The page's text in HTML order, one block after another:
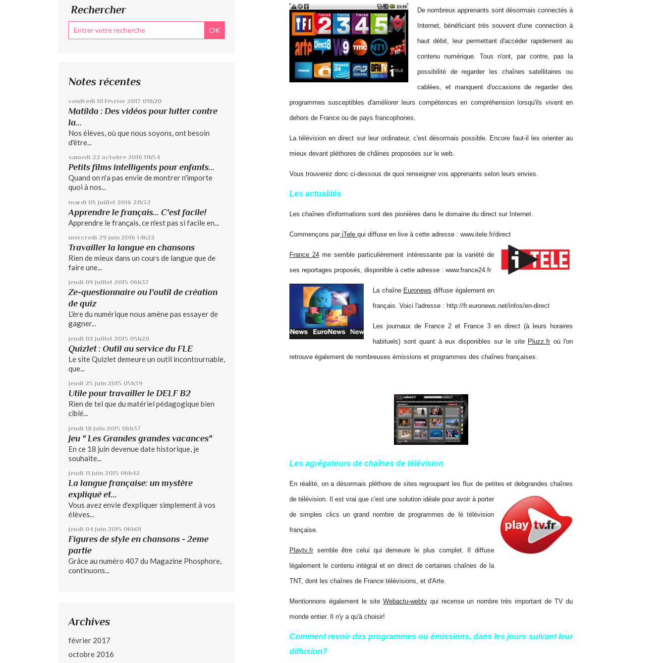
Rechercher
Notes récentes
vendredi 10 février 2017 09h20
Matilda : Des vidéos pour lutter contre
la...
Nos élèves, où que nous soyons, ont besoin
d'être...
samedi 22 octobre 2016 11h54
Petits films intelligents pour enfants...
Quand on n'a pas envie de montrer n'importe
quoi à nos...
mardi 05 juillet 2016 21h32
Apprendre le français... C'est facile!
Apprendre le français, ce n'est pas si facile en...
mercredi 29 juin 2016 14h22
Travailler la langue en chansons
Rien de mieux dans un cours de langue que de
faire une...
jeudi 09 juillet 2015 06h37
Ze-questionnaire ou l'outil de création
de quiz
L'ère du numérique nous amène pas essayer de
gagner...
jeudi 02 juillet 2015 05h20
Quizlet : Outil au service du FLE
Le site Quizlet demeure un outil incontournable,
que...
jeudi 25 juin 2015 05h39
Utile pour travailler le DELF B2
Rien de tel que du matériel pédagogique bien
ciblé...
jeudi 18 juin 2015 06h37
Jeu " Les Grandes grandes vacances"
En ce 18 juin devenue date historique, je
souhaite...
jeudi 11 juin 2015 06h42
La langue française: un mystère
expliqué et...
Vous avez envie d'expliquer simplement à vos
élèves...
jeudi 04 juin 2015 06h01
Figures de style en chansons - 2eme
partie
Grâce au numéro 407 du Magazine Phosphore,
continuons...
Archives
février 2017
octobre 2016
De nombreux apprenants sont désormais connectés à
Internet, bénéficiant très souvent d'une connection à
haut débit, leur permettant d'accéder rapidement au
contenu numérique. Tous n'ont, par contre, pas la
possibilité de regarder les chaînes satellitaires ou
cablées, et manquent d'occasions de regarder des
programmes susceptibles d'améliorer leurs compétences en compréhension lorsqu'ils vivent en
dehors de France ou de pays francophones.
La télévision en direct sur leur ordinateur, c'est désormais possible. Encore faut-il les orienter au
mieux devant pléthores de châines proposées sur le web.
Vous trouverez donc ci-dessous de quoi renseigner vos apprenants selon leurs envies.
Les actualités
Les chaînes d'informations sont des pionières dans le domaine du direct sur Internet.
Commençons par iTele qui diffuse en live à cette adresse : www.itele.fr/direct
France 24 me semble particulièrement intéressante par la variété de
ses reportages proposés, disponible à cette adresse : www.france24.fr
La chaîne Euronews diffuse également en
français. Voici l'adresse : http://fr.euronews.net/infos/en-direct
Les journaux de France 2 et France 3 en direct (à leurs horaires
habituels) sont quant à eux disponibles sur le site Pluzz.fr où l'on
retrouve également de nombreuses émissions et programmes des chaînes françaises.
Les agrégateurs de chaînes de télévision
En réalité, on a désormais pléthore de sites regroupant les flux de petites et debgrandes chaînes
de télévision. Il est vrai que c'est une solution idéale pour avoir à porter
de simples clics un grand nombre de programmes de lé télévision
française.
Playtv.fr semble être celui qui demeure le plus complet. Il diffuse
légalement le contenu intégral et en direct de certaines chaînes de la
TNT, dont les chaînes de France télévisions, et d'Arte.
Mentionnons également le site Webactu-webtvqui recense un nombre très important de TV du
monde entier. Il n'y a qu'à choisir!
Comment revoir des programmes ou émissions, dans les jours suivant leur
diffusion?